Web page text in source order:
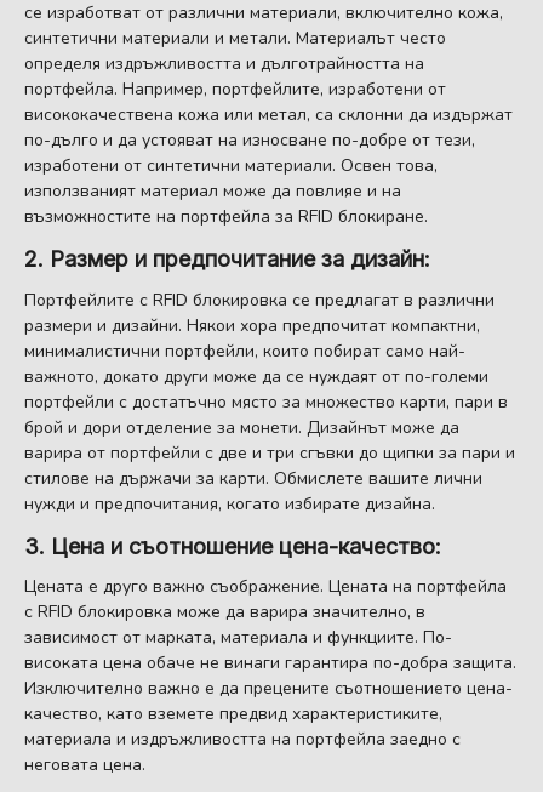
се изработват от различни материали, включително кожа,
синтетични материали и метали. Материалът често
определя издръжливостта и дълготрайността на
портфейла. Например, портфейлите, изработени от
висококачествена кожа или метал, са склонни да издържат
по-дълго и да устояват на износване по-добре от тези,
изработени от синтетични материали. Освен това,
използваният материал може да повлияе и на
възможностите на портфейла за RFID блокиране.
2. Размер и предпочитание за дизайн:
Портфейлите с RFID блокировка се предлагат в различни
размери и дизайни. Някои хора предпочитат компактни,
минималистични портфейли, които побират само най-
важното, докато други може да се нуждаят от по-големи
портфейли с достатъчно място за множество карти, пари в
брой и дори отделение за монети. Дизайнът може да
варира от портфейли с две и три сгъвки до щипки за пари и
стилове на държачи за карти. Обмислете вашите лични
нужди и предпочитания, когато избирате дизайна.
3. Цена и съотношение цена-качество:
Цената е друго важно съображение. Цената на портфейла
с RFID блокировка може да варира значително, в
зависимост от марката, материала и функциите. По-
високата цена обаче не винаги гарантира по-добра защита.
Изключително важно е да прецените съотношението цена-
качество, като вземете предвид характеристиките,
материала и издръжливостта на портфейла заедно с
неговата цена.